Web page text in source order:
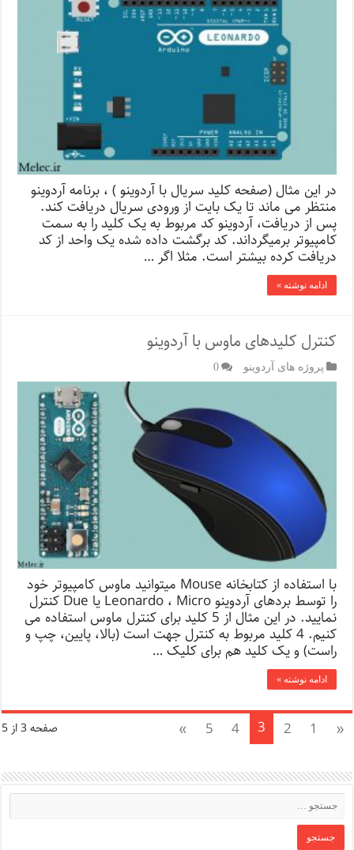
در این مثال (صفحه کلید سریال با آردوینو ) ، برنامه آردوینو
منتظر می ماند تا یک بایت از ورودی سریال دریافت کند.
پس از دریافت، آردوینو کد مربوط به یک کلید را به سمت
کامپیوتر برمیگرداند. کد برگشت داده شده یک واحد از کد
دریافت کرده بیشتر است. مثلا اگر …
ادامه نوشته »
کنترل کلیدهای ماوس با آردوینو
پروژه های آردوینو 0
با استفاده از کتابخانه Mouse میتوانید ماوس کامپیوتر خود
را توسط بردهای آردوینو Leonardo ، Micro یا Due کنترل
نمایید. در این مثال از 5 کلید برای کنترل ماوس استفاده می
کنیم. 4 کلید مربوط به کنترل جهت است (بالا، پایین، چپ و
راست) و یک کلید هم برای کلیک …
ادامه نوشته »
صفحه 3 از 5 «
1
2
3
4
5
»